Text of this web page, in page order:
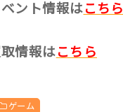
ベント情報はこちら
情報はこちら
ゲーム